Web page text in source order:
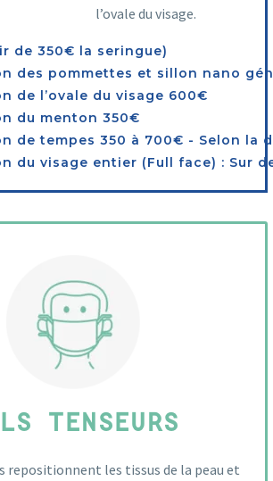
l’ovale du visage.
de 350€ la seringue)
des pommettes et sillon nano
de l’ovale du visage 600€
du menton 350€
de tempes 350 à 700€ - Selon la
du visage entier (Full face) : Sur
TENSEURS
repositionnent les tissus de la peau et